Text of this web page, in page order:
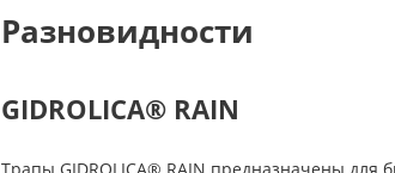
Разновидности
GIDROLICA® RAIN